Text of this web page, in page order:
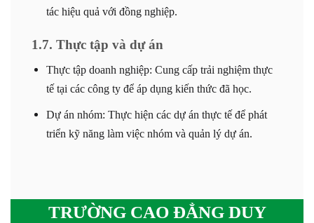
tác hiệu quả với đồng nghiệp.
1.7. Thực tập và dự án
Thực tập doanh nghiệp: Cung cấp trải nghiệm thực
tế tại các công ty để áp dụng kiến thức đã học.
Dự án nhóm: Thực hiện các dự án thực tế để phát
triển kỹ năng làm việc nhóm và quản lý dự án.
TRƯỜNG CAO ĐẲNG DUY